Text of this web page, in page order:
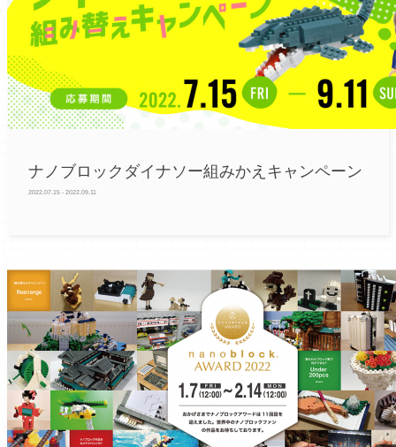
ナノブロックダイナソー組みかえキャンペーン
2022.07.15 - 2022.09.11